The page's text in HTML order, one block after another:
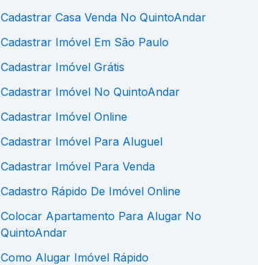
Cadastrar Casa Venda No QuintoAndar
Cadastrar Imóvel Em São Paulo
Cadastrar Imóvel Grátis
Cadastrar Imóvel No QuintoAndar
Cadastrar Imóvel Online
Cadastrar Imóvel Para Aluguel
Cadastrar Imóvel Para Venda
Cadastro Rápido De Imóvel Online
Colocar Apartamento Para Alugar No
QuintoAndar
Como Alugar Imóvel Rápido